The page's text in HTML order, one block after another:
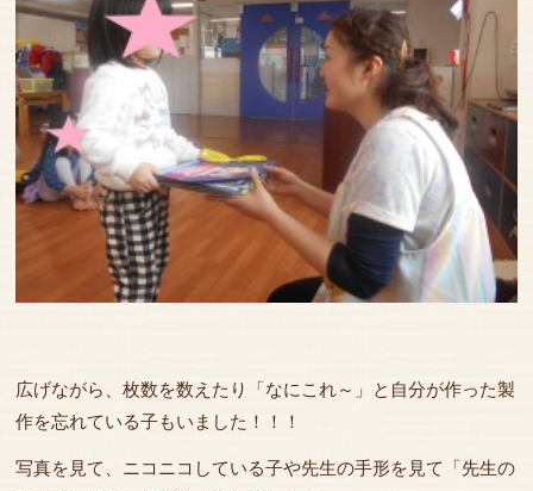
広げながら、枚数を数えたり「なにこれ～」と自分が作った製
作を忘れている子もいました！！！
写真を見て、ニコニコしている子や先生の手形を見て「先生の